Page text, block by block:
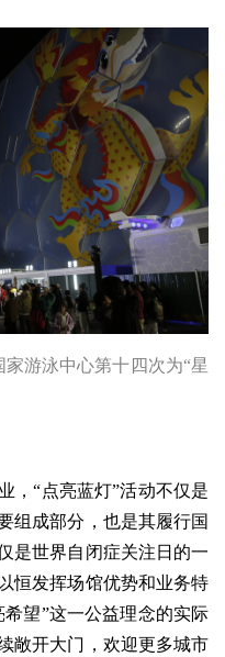
家游泳中心第十四次为“星
，“点亮蓝灯”活动不仅是
组成部分，也是其履行国
是世界自闭症关注日的一
恒发挥场馆优势和业务特
望”这一公益理念的实际
敞开大门，欢迎更多城市